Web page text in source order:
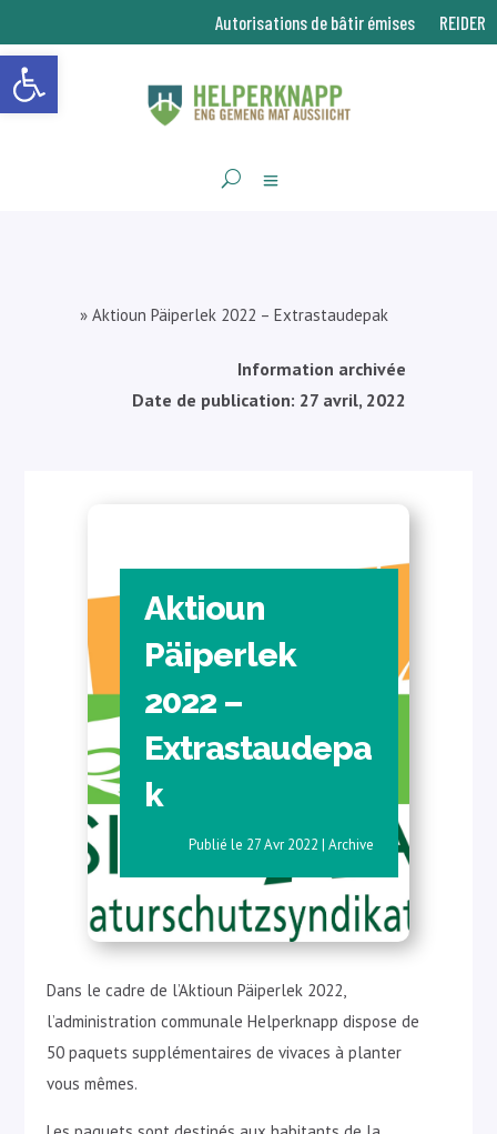
Ouvrir la barre d’outils
Autorisations de bâtir émises REIDER
» Aktioun Päiperlek 2022 – Extrastaudepak
Information archivée
Date de publication: 27 avril, 2022
Aktioun
Päiperlek
2022 –
Extrastaudepa
k
27 Avr 2022 | Archive
Dans le cadre de l’Aktioun Päiperlek 2022,
l’administration communale Helperknapp dispose de
50 paquets supplémentaires de vivaces à planter
vous mêmes.